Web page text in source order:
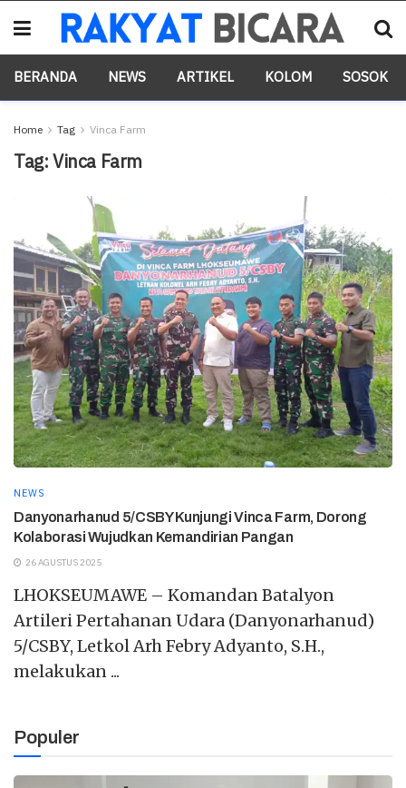
BERANDA NEWS ARTIKEL KOLOM SOSOK
Home Tag Vinca Farm
Tag:Vinca Farm
NEWS
Danyonarhanud 5/CSBY Kunjungi Vinca Farm, Dorong
Kolaborasi Wujudkan Kemandirian Pangan
26 AGUSTUS 2025
LHOKSEUMAWE – Komandan Batalyon
Artileri Pertahanan Udara (Danyonarhanud)
5/CSBY, Letkol Arh Febry Adyanto, S.H.,
melakukan ...
Populer